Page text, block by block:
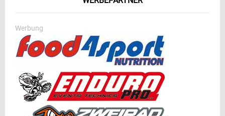
Werbung